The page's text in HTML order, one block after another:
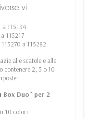
vi
a 115134
115217
a 115282
alle scatole e alle
contenere 2, 5 o 10
Box Duo" per 2
10 colori